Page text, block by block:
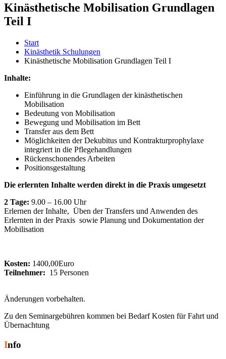
Kinästhetische Mobilisation Grundlagen
Teil I
Start
Kinästhetik Schulungen
Kinästhetische Mobilisation Grundlagen Teil I
Inhalte:
Einführung in die Grundlagen der kinästhetischen
Mobilisation
Bedeutung von Mobilisation
Bewegung und Mobilisation im Bett
Transfer aus dem Bett
Möglichkeiten der Dekubitus und Kontrakturprophylaxe
integriert in die Pflegehandlungen
Rückenschonendes Arbeiten
Positionsgestaltung
Die erlernten Inhalte werden direkt in die Praxis umgesetzt
2 Tage: 9.00 – 16.00 Uhr
Erlernen der Inhalte, Üben der Transfers und Anwenden des
Erlernten in der Praxis sowie Planung und Dokumentation der
Mobilisation
Kosten: 1400,00Euro
Teilnehmer: 15 Personen
Änderungen vorbehalten.
Zu den Seminargebühren kommen bei Bedarf Kosten für Fahrt und
Übernachtung
Info